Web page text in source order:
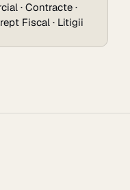
· Contracte ·
Fiscal · Litigii